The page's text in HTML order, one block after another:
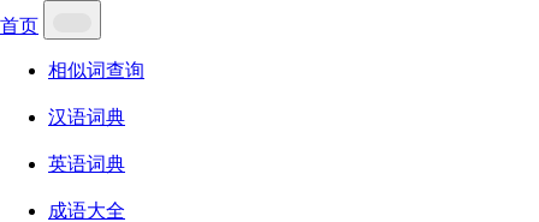
首页
相似词查询
汉语词典
英语词典
成语大全